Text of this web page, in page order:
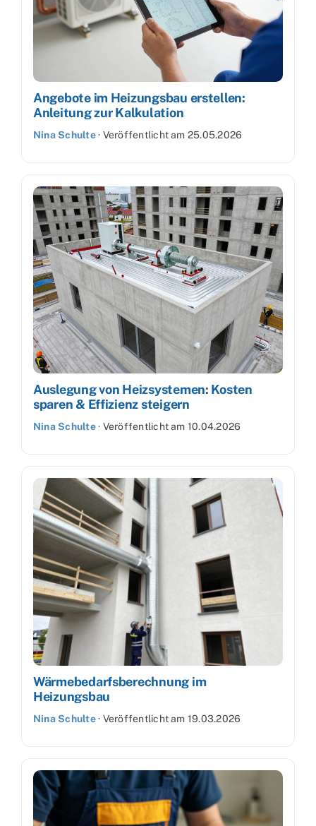
Angebote im Heizungsbau erstellen:
Anleitung zur Kalkulation
Nina Schulte· Veröffentlicht am 25.05.2026
Auslegung von Heizsystemen: Kosten
sparen & Effizienz steigern
Nina Schulte· Veröffentlicht am 10.04.2026
Wärmebedarfsberechnung im
Heizungsbau
Nina Schulte· Veröffentlicht am 19.03.2026